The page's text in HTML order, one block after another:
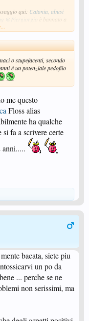
qui: Catania, abusi
@Piergiorgio
è bannato a
o stupefacenti, secondo
è un potenziale pedofilo
me questo
Floss alias
ha qualche
fa a scrivere certe
anni.....
bacata, siete piu
un po da
... perche se ne
non serissimi, ma